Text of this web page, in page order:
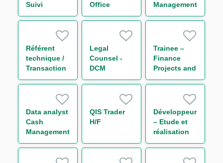
Suivi
d'Activité de
Margin &
Collateral
H/F
Office
Support
Rates H/F
Management
Analyst
Référent
technique /
Transaction
Regulatory
Legal
Counsel -
DCM
Trainee –
Finance
Projects and
Reporting
Contract)
Data analyst
Cash
Management
H/F
QIS Trader
H/F
Développeur
– Etude et
réalisation
IT Finance